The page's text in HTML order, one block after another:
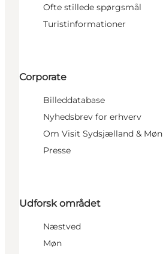
Ofte stillede spørgsmål
Turistinformationer
Corporate
Billeddatabase
Nyhedsbrev for erhverv
Om Visit Sydsjælland & Møn
Presse
Udforsk området
Næstved
Møn